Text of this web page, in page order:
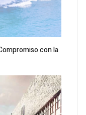
con la